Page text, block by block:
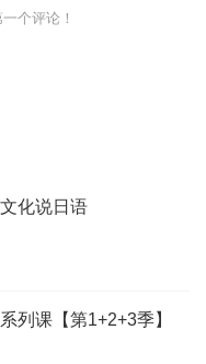
个评论！
化说日语
列课【第1+2+3季】